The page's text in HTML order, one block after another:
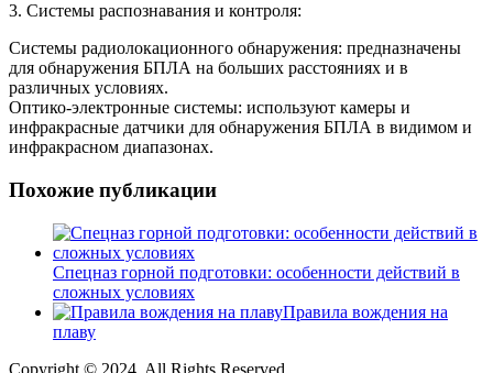
3. Системы распознавания и контроля:
Системы радиолокационного обнаружения: предназначены
для обнаружения БПЛА на больших расстояниях и в
различных условиях.
Оптико-электронные системы: используют камеры и
инфракрасные датчики для обнаружения БПЛА в видимом и
инфракрасном диапазонах.
Похожие публикации
Спецназ горной подготовки: особенности действий в
сложных условиях
Правила вождения на
плаву
Copyright © 2024. All Rights Reserved.